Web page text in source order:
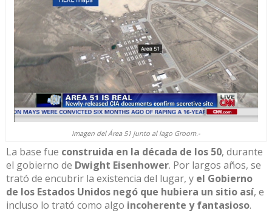
Imagen del Área 51 junto al lago Groom.-
La base fue construida en la década de los 50, durante
el gobierno de Dwight Eisenhower. Por largos años, se
trató de encubrir la existencia del lugar, y el Gobierno
de los Estados Unidos negó que hubiera un sitio así, e
incluso lo trató como algo incoherente y fantasioso.